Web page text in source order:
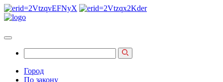
Город
По закону